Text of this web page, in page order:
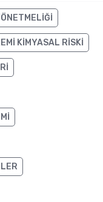
KIMYASAL RISKI